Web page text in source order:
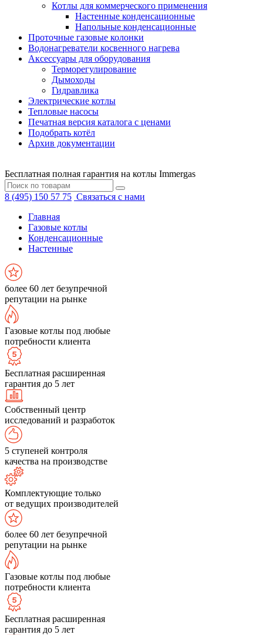
Котлы для коммерческого применения
Настенные конденсационные
Напольные конденсационные
Проточные газовые колонки
Водонагреватели косвенного нагрева
Аксессуары для оборудования
Терморегулирование
Дымоходы
Гидравлика
Электрические котлы
Тепловые насосы
Печатная версия каталога с ценами
Подобрать котёл
Архив документации
Бесплатная полная гарантия на котлы Immergas
8 (495) 150 57 75 Связаться с нами
Главная
Газовые котлы
Конденсационные
Настенные
более 60 лет безупречной
репутации на рынке
Газовые котлы под любые
потребности клиента
Бесплатная расширенная
гарантия до 5 лет
Собственный центр
исследований и разработок
5 ступеней контроля
качества на производстве
Комплектующие только
от ведущих производителей
более 60 лет безупречной
репутации на рынке
Газовые котлы под любые
потребности клиента
Бесплатная расширенная
гарантия до 5 лет